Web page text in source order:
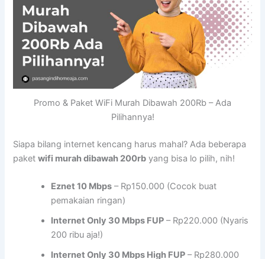
Promo & Paket WiFi Murah Dibawah 200Rb – Ada
Pilihannya!
Siapa bilang internet kencang harus mahal? Ada beberapa
paketwifi murah dibawah 200rb yang bisa lo pilih, nih!
Eznet 10 Mbps – Rp150.000 (Cocok buat
pemakaian ringan)
Internet Only 30 Mbps FUP – Rp220.000 (Nyaris
200 ribu aja!)
Internet Only 30 Mbps High FUP – Rp280.000